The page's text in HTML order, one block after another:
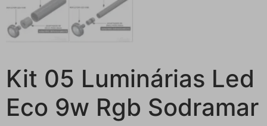
Kit 05 Luminárias Led
Eco 9w Rgb Sodramar